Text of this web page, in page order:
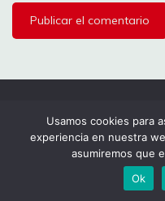
Todos los
Funciona gracias a
Usamos cookies para
experiencia en nuestra
asumiremos que
Ok